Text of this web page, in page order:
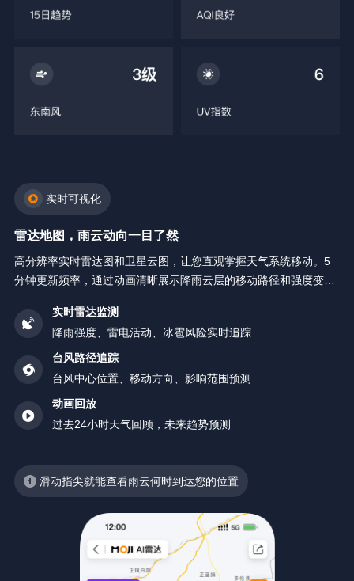
实时可视化
雷达地图，雨云动向一目了然
高分辨率实时雷达图和卫星云图，让您直观掌握天气系统移动。5
分钟更新频率，通过动画清晰展示降雨云层的移动路径和强度变
实时雷达监测
降雨强度、雷电活动、冰雹风险实时追踪
台风路径追踪
台风中心位置、移动方向、影响范围预测
动画回放
过去24小时天气回顾，未来趋势预测
滑动指尖就能查看雨云何时到达您的位置